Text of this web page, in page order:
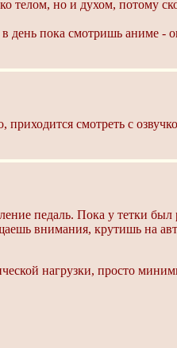
телом, но и духом, потому
день пока смотришь аниме -
смотреть с
педаль. Пока у тетки был
внимания, крутишь на
нагрузки, просто